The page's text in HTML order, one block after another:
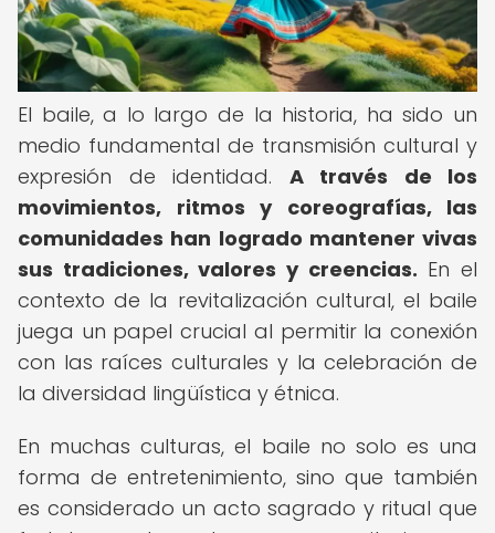
El baile, a lo largo de la historia, ha sido un
medio fundamental de transmisión cultural y
expresión de identidad. A través de los
movimientos, ritmos y coreografías, las
comunidades han logrado mantener vivas
sus tradiciones, valores y creencias. En el
contexto de la revitalización cultural, el baile
juega un papel crucial al permitir la conexión
con las raíces culturales y la celebración de
la diversidad lingüística y étnica.
En muchas culturas, el baile no solo es una
forma de entretenimiento, sino que también
es considerado un acto sagrado y ritual que